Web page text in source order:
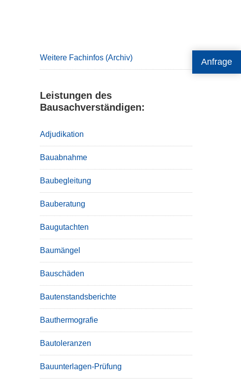
Anfrage
Weitere Fachinfos (Archiv)
Leistungen des
Bausachverständigen:
Adjudikation
Bauabnahme
Baubegleitung
Bauberatung
Baugutachten
Baumängel
Bauschäden
Bautenstandsberichte
Bauthermografie
Bautoleranzen
Bauunterlagen-Prüfung